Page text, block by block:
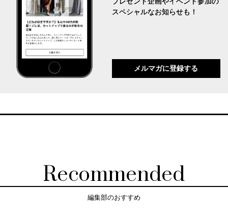
スペシャルなお知らせも！
メルマガに登録する
Recommended
編集部のおすすめ